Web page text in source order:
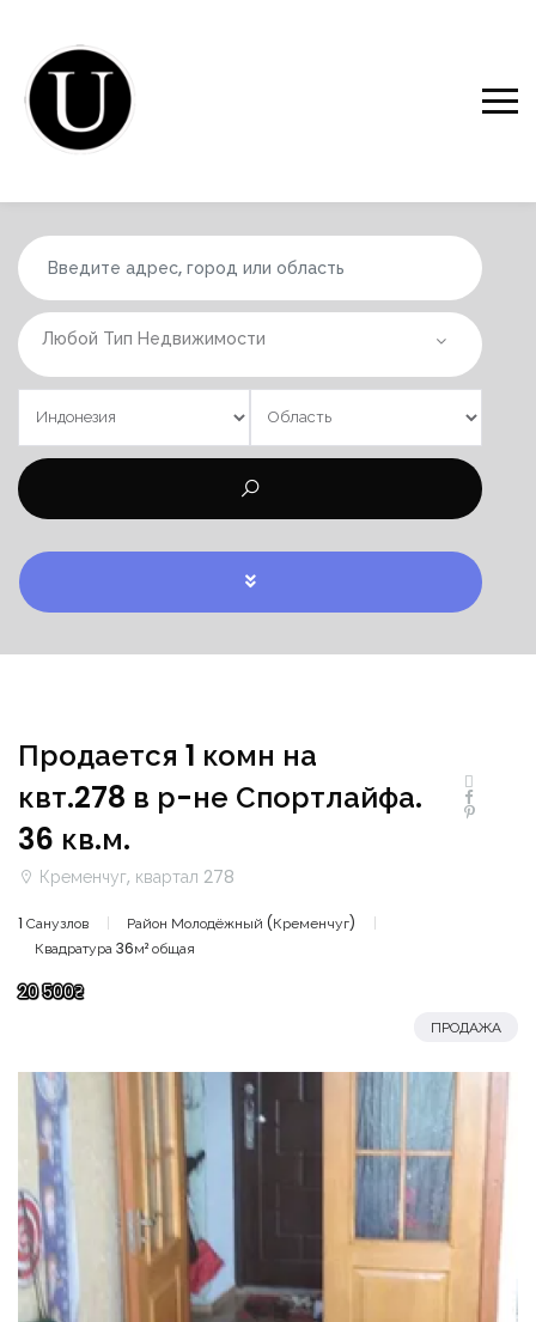
Любой Тип Недвижимости
Продается 1 комн на
квт.278 в р-не Спортлайфа.
36 кв.м.
Кременчуг, квартал 278
1 Санузлов
Район Молодёжный (Кременчуг)
Квадратура 36м² общая
20 500₴
ПРОДАЖА